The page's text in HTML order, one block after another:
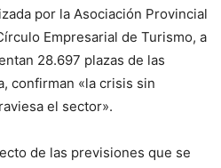
por la Asociación Provincial
Empresarial de Turismo, a
28.697 plazas de las
confirman «la crisis sin
el sector».
de las previsiones que se